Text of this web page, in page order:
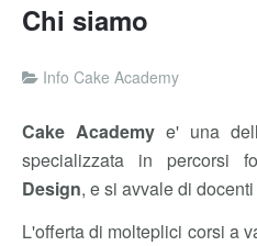
Chi siamo
Info Cake Academy
Cake Academy e' una
specializzata in percorsi
Design, e si avvale di
L'offerta di molteplici corsi a